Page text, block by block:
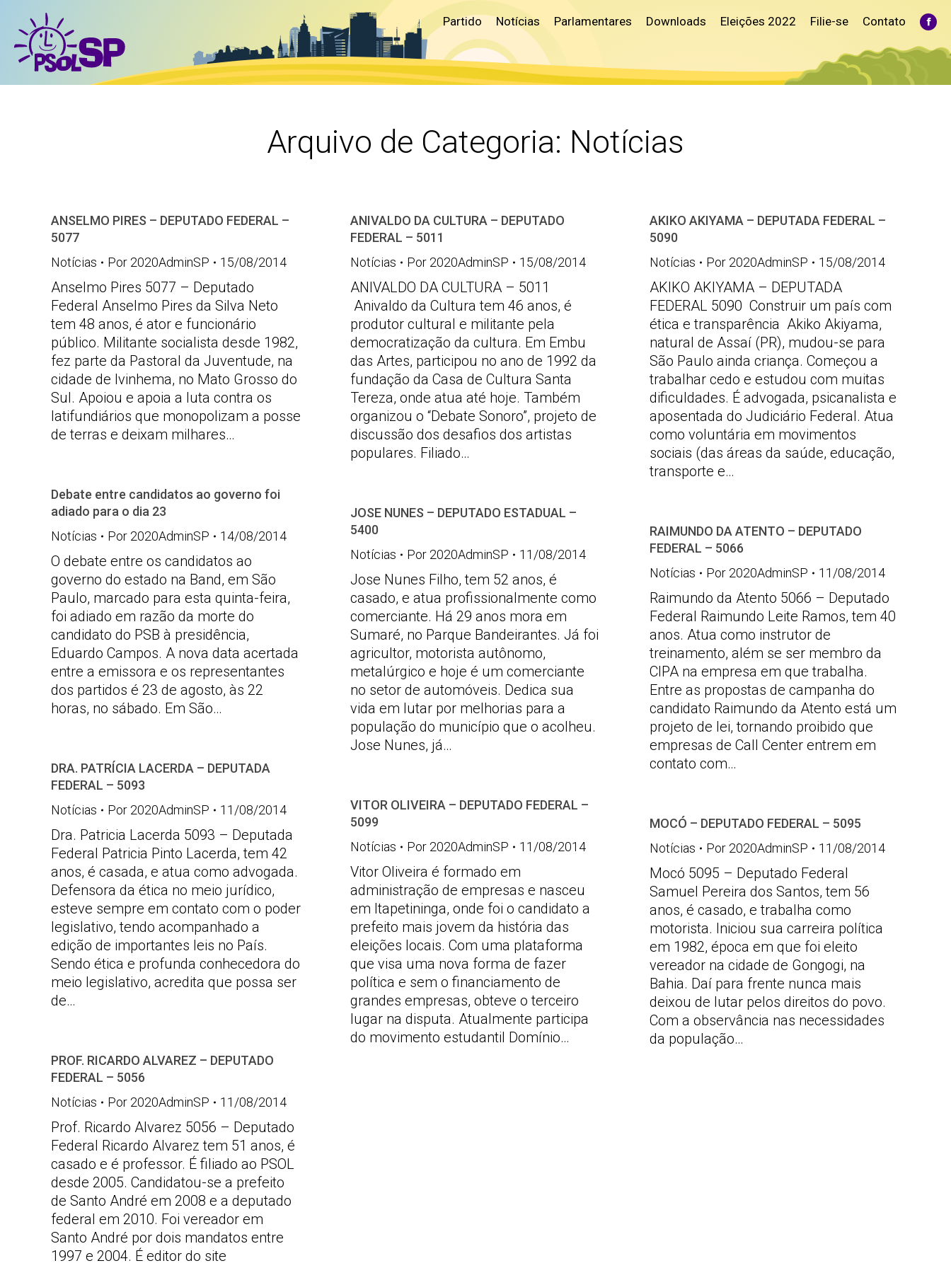
Partido Notícias Parlamentares Downloads Eleições 2022 Filie-se Contato
Arquivo de Categoria: Notícias
ANSELMO PIRES – DEPUTADO FEDERAL –
5077
Notícias
Por 2020AdminSP 15/08/2014
Anselmo Pires 5077 – Deputado
Federal Anselmo Pires da Silva Neto
tem 48 anos, é ator e funcionário
público. Militante socialista desde 1982,
fez parte da Pastoral da Juventude, na
cidade de Ivinhema, no Mato Grosso do
Sul. Apoiou e apoia a luta contra os
latifundiários que monopolizam a posse
de terras e deixam milhares…
ANIVALDO DA CULTURA – DEPUTADO
FEDERAL – 5011
Notícias
Por 2020AdminSP 15/08/2014
ANIVALDO DA CULTURA – 5011
Anivaldo da Cultura tem 46 anos, é
produtor cultural e militante pela
democratização da cultura. Em Embu
das Artes, participou no ano de 1992 da
fundação da Casa de Cultura Santa
Tereza, onde atua até hoje. Também
organizou o “Debate Sonoro”, projeto de
discussão dos desafios dos artistas
populares. Filiado…
AKIKO AKIYAMA – DEPUTADA FEDERAL –
5090
Notícias
Por 2020AdminSP 15/08/2014
AKIKO AKIYAMA – DEPUTADA
FEDERAL 5090 Construir um país com
ética e transparência Akiko Akiyama,
natural de Assaí (PR), mudou-se para
São Paulo ainda criança. Começou a
trabalhar cedo e estudou com muitas
dificuldades. É advogada, psicanalista e
aposentada do Judiciário Federal. Atua
como voluntária em movimentos
sociais (das áreas da saúde, educação,
transporte e…
Debate entre candidatos ao governo foi
adiado para o dia 23
Notícias
Por 2020AdminSP 14/08/2014
O debate entre os candidatos ao
governo do estado na Band, em São
Paulo, marcado para esta quinta-feira,
foi adiado em razão da morte do
candidato do PSB à presidência,
Eduardo Campos. A nova data acertada
entre a emissora e os representantes
dos partidos é 23 de agosto, às 22
horas, no sábado. Em São…
JOSE NUNES – DEPUTADO ESTADUAL –
5400
Notícias
Por 2020AdminSP 11/08/2014
Jose Nunes Filho, tem 52 anos, é
casado, e atua profissionalmente como
comerciante. Há 29 anos mora em
Sumaré, no Parque Bandeirantes. Já foi
agricultor, motorista autônomo,
metalúrgico e hoje é um comerciante
no setor de automóveis. Dedica sua
vida em lutar por melhorias para a
população do município que o acolheu.
Jose Nunes, já…
RAIMUNDO DA ATENTO – DEPUTADO
FEDERAL – 5066
Notícias
Por 2020AdminSP 11/08/2014
Raimundo da Atento 5066 – Deputado
Federal Raimundo Leite Ramos, tem 40
anos. Atua como instrutor de
treinamento, além se ser membro da
CIPA na empresa em que trabalha.
Entre as propostas de campanha do
candidato Raimundo da Atento está um
projeto de lei, tornando proibido que
empresas de Call Center entrem em
contato com…
DRA. PATRÍCIA LACERDA – DEPUTADA
FEDERAL – 5093
Notícias
Por 2020AdminSP 11/08/2014
Dra. Patricia Lacerda 5093 – Deputada
Federal Patricia Pinto Lacerda, tem 42
anos, é casada, e atua como advogada.
Defensora da ética no meio jurídico,
esteve sempre em contato com o poder
legislativo, tendo acompanhado a
edição de importantes leis no País.
Sendo ética e profunda conhecedora do
meio legislativo, acredita que possa ser
de…
VITOR OLIVEIRA – DEPUTADO FEDERAL –
5099
Notícias
Por 2020AdminSP 11/08/2014
Vitor Oliveira é formado em
administração de empresas e nasceu
em Itapetininga, onde foi o candidato a
prefeito mais jovem da história das
eleições locais. Com uma plataforma
que visa uma nova forma de fazer
política e sem o financiamento de
grandes empresas, obteve o terceiro
lugar na disputa. Atualmente participa
do movimento estudantil Domínio…
MOCÓ – DEPUTADO FEDERAL – 5095
Notícias
Por 2020AdminSP 11/08/2014
Mocó 5095 – Deputado Federal
Samuel Pereira dos Santos, tem 56
anos, é casado, e trabalha como
motorista. Iniciou sua carreira política
em 1982, época em que foi eleito
vereador na cidade de Gongogi, na
Bahia. Daí para frente nunca mais
deixou de lutar pelos direitos do povo.
Com a observância nas necessidades
da população…
PROF. RICARDO ALVAREZ – DEPUTADO
FEDERAL – 5056
Notícias
Por 2020AdminSP 11/08/2014
Prof. Ricardo Alvarez 5056 – Deputado
Federal Ricardo Alvarez tem 51 anos, é
casado e é professor. É filiado ao PSOL
desde 2005. Candidatou-se a prefeito
de Santo André em 2008 e a deputado
federal em 2010. Foi vereador em
Santo André por dois mandatos entre
1997 e 2004. É editor do site